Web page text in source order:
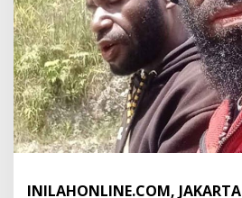
INILAHONLINE.COM, JAKARTA